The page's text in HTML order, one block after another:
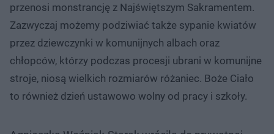
przenosi monstrancję z Najświętszym Sakramentem.
Zazwyczaj możemy podziwiać także sypanie kwiatów
przez dziewczynki w komunijnych albach oraz
chłopców, którzy podczas procesji ubrani w komunijne
stroje, niosą wielkich rozmiarów różaniec. Boże Ciało
to również dzień ustawowo wolny od pracy i szkoły.